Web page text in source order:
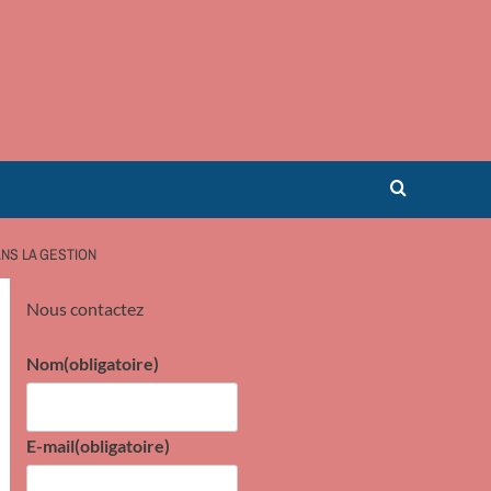
LA GESTION
Nous contactez
Nom(obligatoire)
E-mail(obligatoire)